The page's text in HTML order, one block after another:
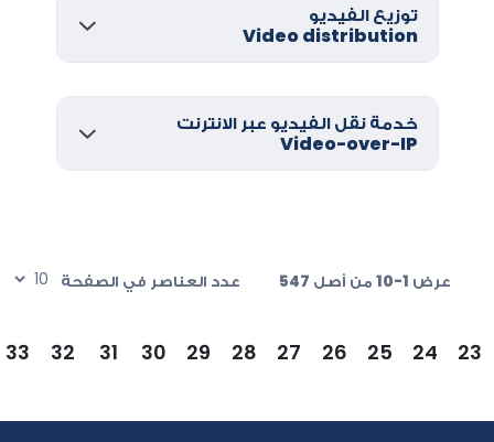
توزيع الفيديو
Video distribution
خدمة نقل الفيديو عبر الانترنت
Video-over-IP
عرض 1-10 من أصل 547
23
24
25
26
27
28
29
30
31
32
33
عدد العناصر في الصفحة